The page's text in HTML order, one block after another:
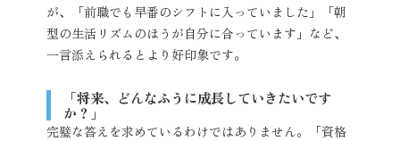
が、「前職でも早番のシフトに入っていました」「朝
型の生活リズムのほうが自分に合っています」など、
一言添えられるとより好印象です。
「将来、どんなふうに成長していきたいです
か？」
完璧な答えを求めているわけではありません。「資格